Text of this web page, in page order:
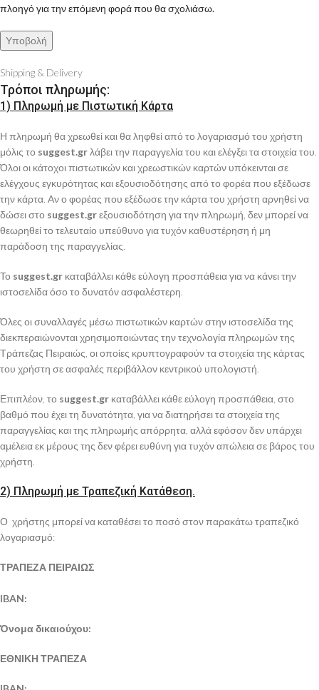
πλοηγό για την επόμενη φορά που θα σχολιάσω.
Shipping & Delivery
Τρόποι πληρωμής:
1) Πληρωμή με Πιστωτική Κάρτα
Η πληρωμή θα χρεωθεί και θα ληφθεί από το λογαριασμό του χρήστη
μόλις το suggest.grλάβει την παραγγελία του και ελέγξει τα στοιχεία του.
Όλοι οι κάτοχοι πιστωτικών και χρεωστικών καρτών υπόκεινται σε
ελέγχους εγκυρότητας και εξουσιοδότησης από το φορέα που εξέδωσε
την κάρτα. Αν ο φορέας που εξέδωσε την κάρτα του χρήστη αρνηθεί να
δώσει στο suggest.grεξουσιοδότηση για την πληρωμή, δεν μπορεί να
θεωρηθεί το τελευταίο υπεύθυνο για τυχόν καθυστέρηση ή μη
παράδοση της παραγγελίας.
Το suggest.gr καταβάλλει κάθε εύλογη προσπάθεια για να κάνει την
ιστοσελίδα όσο το δυνατόν ασφαλέστερη.
Όλες οι συναλλαγές μέσω πιστωτικών καρτών στην ιστοσελίδα της
διεκπεραιώνονται χρησιμοποιώντας την τεχνολογία πληρωμών της
Τράπεζας Πειραιώς, οι οποίες κρυπτογραφούν τα στοιχεία της κάρτας
του χρήστη σε ασφαλές περιβάλλον κεντρικού υπολογιστή.
Επιπλέον, το suggest.gr καταβάλλει κάθε εύλογη προσπάθεια, στο
βαθμό που έχει τη δυνατότητα, για να διατηρήσει τα στοιχεία της
παραγγελίας και της πληρωμής απόρρητα, αλλά εφόσον δεν υπάρχει
αμέλεια εκ μέρους της δεν φέρει ευθύνη για τυχόν απώλεια σε βάρος του
χρήστη.
2) Πληρωμή με Τραπεζική Κατάθεση.
Ο χρήστης μπορεί να καταθέσει το ποσό στον παρακάτω τραπεζικό
λογαριασμό:
ΤΡΑΠΕΖΑ ΠΕΙΡΑΙΩΣ
IBAN:
Όνομα δικαιούχου:
ΕΘΝΙΚΗ ΤΡΑΠΕΖΑ